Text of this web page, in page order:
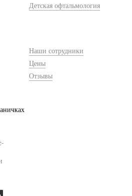
Детская офтальмология
Наши сотрудники
Цены
Отзывы